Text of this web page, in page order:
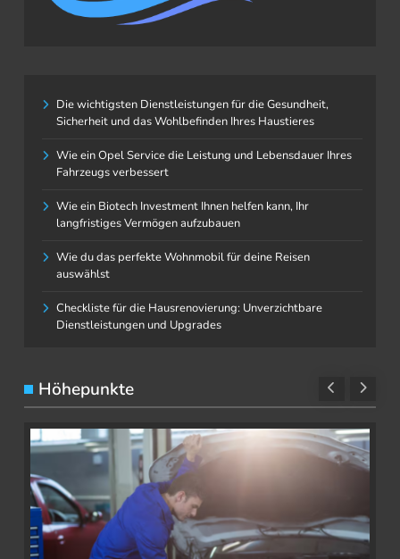
Die wichtigsten Dienstleistungen für die Gesundheit,
Sicherheit und das Wohlbefinden Ihres Haustieres
Wie ein Opel Service die Leistung und Lebensdauer Ihres
Fahrzeugs verbessert
Wie ein Biotech Investment Ihnen helfen kann, Ihr
langfristiges Vermögen aufzubauen
Wie du das perfekte Wohnmobil für deine Reisen
auswählst
Checkliste für die Hausrenovierung: Unverzichtbare
Dienstleistungen und Upgrades
Höhepunkte